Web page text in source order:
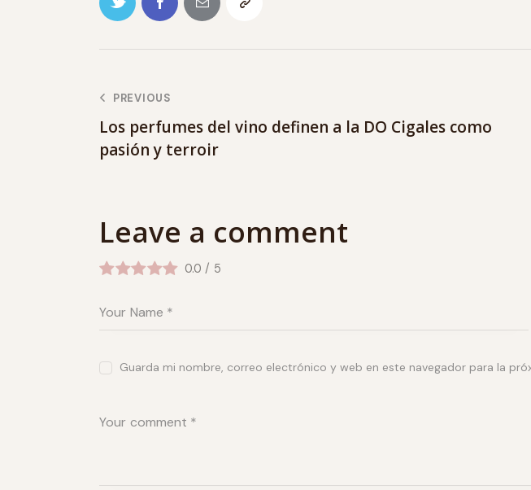
PREVIOUS
Los perfumes del vino definen a la DO Cigales como
pasión y terroir
Leave a comment
0.0 / 5
Guarda mi nombre, correo electrónico y web en este navegador para la